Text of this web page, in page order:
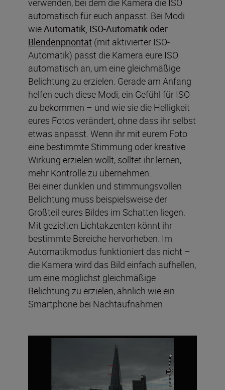
automatisch für euch anpasst. Bei Modi
wieAutomatik, ISO-Automatik oder
Blendenpriorität (mit aktivierter ISO-
Automatik) passt die Kamera eure ISO
automatisch an, um eine gleichmäßige
Belichtung zu erzielen. Gerade am Anfang
helfen euch diese Modi, ein Gefühl für ISO
zu bekommen – und wie sie die Helligkeit
eures Fotos verändert, ohne dass ihr selbst
etwas anpasst. Wenn ihr mit eurem Foto
eine bestimmte Stimmung oder kreative
Wirkung erzielen wollt, solltet ihr lernen,
mehr Kontrolle zu übernehmen.
Bei einer dunklen und stimmungsvollen
Belichtung muss beispielsweise der
Großteil eures Bildes im Schatten liegen.
Mit gezielten Lichtakzenten könnt ihr
bestimmte Bereiche hervorheben. Im
Automatikmodus funktioniert das nicht –
die Kamera wird das Bild einfach aufhellen,
um eine möglichst gleichmäßige
Belichtung zu erzielen, ähnlich wie ein
Smartphone bei Nachtaufnahmen